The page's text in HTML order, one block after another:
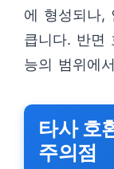
에 형성되나,
큽니다. 반면
능의 범위에
타사 호
주의점